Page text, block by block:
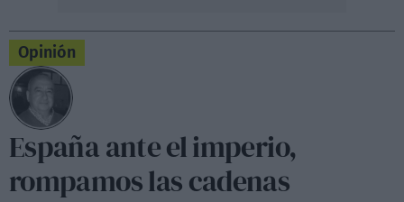
Opinión
España ante el imperio,
rompamos las cadenas